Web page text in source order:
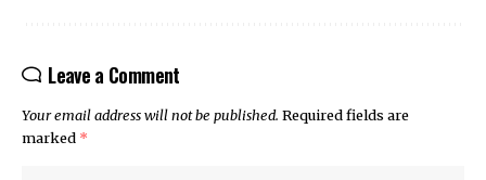
Leave a Comment
Your email address will not be published. Required fields are
marked *